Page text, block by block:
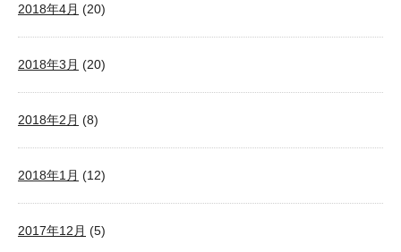
2018年4月 (20)
2018年3月 (20)
2018年2月 (8)
2018年1月 (12)
2017年12月 (5)